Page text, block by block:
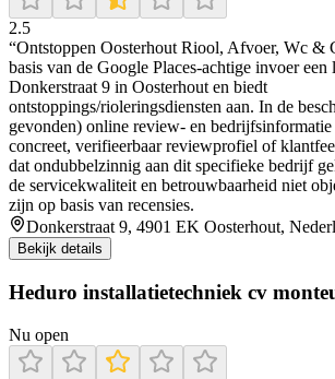
2.5
“Ontstoppen Oosterhout Riool, Afvoer, Wc &
basis van de Google Places-achtige invoer een
Donkerstraat 9 in Oosterhout en biedt
ontstoppings/rioleringsdiensten aan. In de
gevonden) online review- en
concreet, verifieerbaar reviewprofiel of
dat ondubbelzinnig aan dit specifieke bedrijf
de servicekwaliteit en betrouwbaarheid niet
zijn op basis van recensies.
Donkerstraat 9, 4901 EK Oosterhout,
Bekijk details
Heduro installatietechniek cv
Nu open